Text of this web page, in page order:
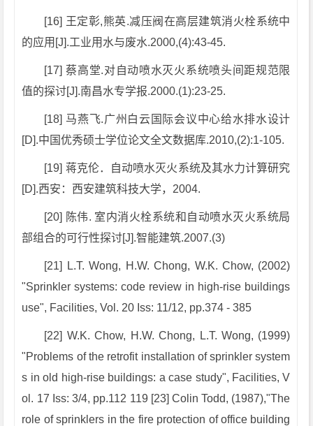
[16] 王定彰,熊英.减压阀在高层建筑消火栓系统中
的应用[J].工业用水与废水.2000,(4):43-45.
[17] 蔡高堂.对自动喷水灭火系统喷头间距规范限
值的探讨[J].南昌水专学报.2000.(1):23-25.
[18] 马燕飞.广州白云国际会议中心给水排水设计
[D].中国优秀硕士学位论文全文数据库.2010,(2):1-105.
[19] 蒋克伦．自动喷水灭火系统及其水力计算研究
[D].西安：西安建筑科技大学，2004.
[20] 陈伟. 室内消火栓系统和自动喷水灭火系统局
部组合的可行性探讨[J].智能建筑.2007.(3)
[21] L.T. Wong, H.W. Chong, W.K. Chow, (2002)
"Sprinkler systems: code review in high-rise buildings
use", Facilities, Vol. 20 Iss: 11/12, pp.374 - 385
[22] W.K. Chow, H.W. Chong, L.T. Wong, (1999)
"Problems of the retrofit installation of sprinkler system
s in old high-rise buildings: a case study", Facilities, V
ol. 17 Iss: 3/4, pp.112 119 [23] Colin Todd, (1987),"The
role of sprinklers in the fire protection of office building